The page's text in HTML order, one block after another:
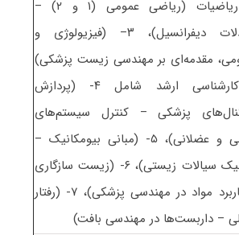
۲- ریاضیات (ریاضی عمومی (۱ و ۲) –
معادلات دیفرانسیل)، ۳– (فیزیولوژی و
مقدمه‌ای بر مهندسی زیست پزشکی)
و کارشناسی ارشد شامل ۴- (پردازش
پزشکی – کنترل سیستم‌های
عصبی و عضلانی)، ۵- (مبانی بیومکانیک –
مکانیک سیالات زیستی)، ۶- (زیست سازگاری
– کاربرد مواد در مهندسی پزشکی)، ۷- (رفتار
– داربست‌ها در مهندسی بافت)